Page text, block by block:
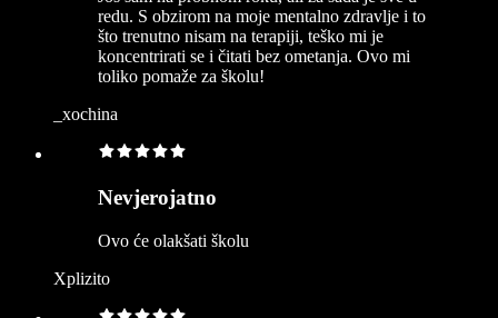
redu. S obzirom na moje mentalno zdravlje i to
što trenutno nisam na terapiji, teško mi je
koncentrirati se i čitati bez ometanja. Ovo mi
toliko pomaže za školu!
_xochina
Nevjerojatno
Ovo će olakšati školu
Xplizito